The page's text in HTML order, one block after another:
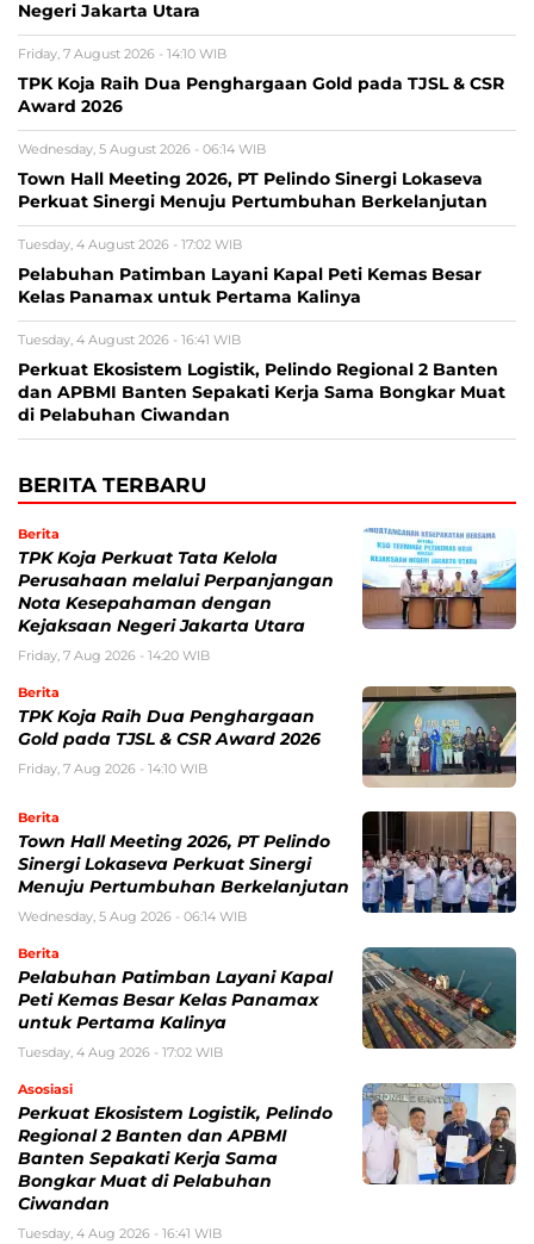
Negeri Jakarta Utara
Friday, 7 August 2026 - 14:10 WIB
TPK Koja Raih Dua Penghargaan Gold pada TJSL & CSR
Award 2026
Wednesday, 5 August 2026 - 06:14 WIB
Town Hall Meeting 2026, PT Pelindo Sinergi Lokaseva
Perkuat Sinergi Menuju Pertumbuhan Berkelanjutan
Tuesday, 4 August 2026 - 17:02 WIB
Pelabuhan Patimban Layani Kapal Peti Kemas Besar
Kelas Panamax untuk Pertama Kalinya
Tuesday, 4 August 2026 - 16:41 WIB
Perkuat Ekosistem Logistik, Pelindo Regional 2 Banten
dan APBMI Banten Sepakati Kerja Sama Bongkar Muat
di Pelabuhan Ciwandan
BERITA TERBARU
Berita
TPK Koja Perkuat Tata Kelola
Perusahaan melalui Perpanjangan
Nota Kesepahaman dengan
Kejaksaan Negeri Jakarta Utara
Friday, 7 Aug 2026 - 14:20 WIB
Berita
TPK Koja Raih Dua Penghargaan
Gold pada TJSL & CSR Award 2026
Friday, 7 Aug 2026 - 14:10 WIB
Berita
Town Hall Meeting 2026, PT Pelindo
Sinergi Lokaseva Perkuat Sinergi
Menuju Pertumbuhan Berkelanjutan
Wednesday, 5 Aug 2026 - 06:14 WIB
Berita
Pelabuhan Patimban Layani Kapal
Peti Kemas Besar Kelas Panamax
untuk Pertama Kalinya
Tuesday, 4 Aug 2026 - 17:02 WIB
Asosiasi
Perkuat Ekosistem Logistik, Pelindo
Regional 2 Banten dan APBMI
Banten Sepakati Kerja Sama
Bongkar Muat di Pelabuhan
Ciwandan
Tuesday, 4 Aug 2026 - 16:41 WIB